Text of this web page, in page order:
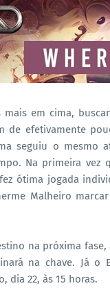
mais em cima,
de efetivamente
seguiu o mesmo
Na primeira vez
ótima jogada
Malheiro
na próxima
na chave. Já o
dia 22, às 15 horas.